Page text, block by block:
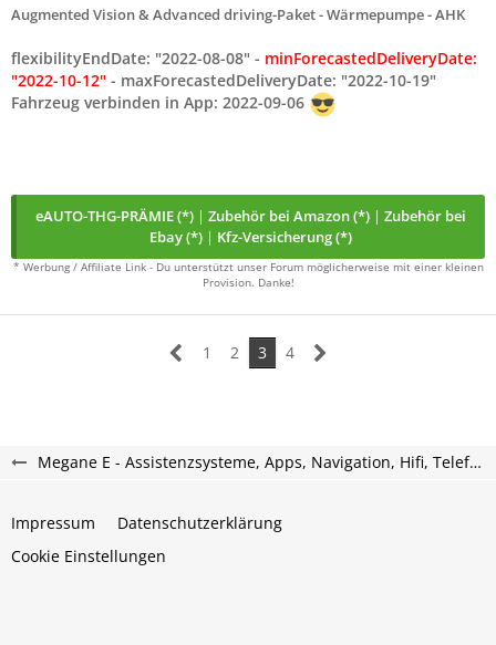
Augmented Vision & Advanced driving-Paket - Wärmepumpe - AHK
flexibilityEndDate: "2022-08-08" - minForecastedDeliveryDate:
"2022-10-12" - maxForecastedDeliveryDate: "2022-10-19"
Fahrzeug verbinden in App: 2022-09-06
eAUTO-THG-PRÄMIE (*) | Zubehör bei Amazon (*) | Zubehör bei
Ebay (*) | Kfz-Versicherung (*)
* Werbung / Affiliate Link - Du unterstützt unser Forum möglicherweise mit einer kleinen
Provision. Danke!
1 2 3 4
Megane E - Assistenzsysteme, Apps, Navigation, Hifi, Telefon, Multimedia.
Impressum
Datenschutzerklärung
Cookie Einstellungen